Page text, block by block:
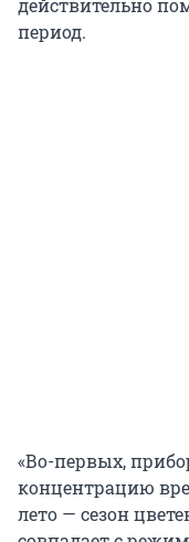
действительно
период.
«Во-первых,
концентрацию
лето — сезон